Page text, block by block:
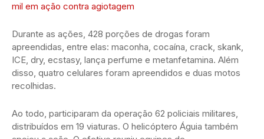
mil em ação contra agiotagem
Durante as ações, 428 porções de drogas foram
apreendidas, entre elas: maconha, cocaína, crack, skank,
ICE, dry, ecstasy, lança perfume e metanfetamina. Além
disso, quatro celulares foram apreendidos e duas motos
recolhidas.
Ao todo, participaram da operação 62 policiais militares,
distribuídos em 19 viaturas. O helicóptero Águia também